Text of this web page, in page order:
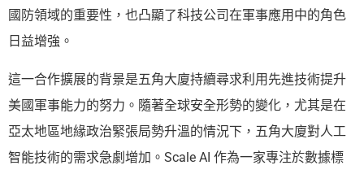
國防領域的重要性，也凸顯了科技公司在軍事應用中的角色
日益增強。
這一合作擴展的背景是五角大廈持續尋求利用先進技術提升
美國軍事能力的努力。隨著全球安全形勢的變化，尤其是在
亞太地區地緣政治緊張局勢升溫的情況下，五角大廈對人工
智能技術的需求急劇增加。Scale AI 作為一家專注於數據標